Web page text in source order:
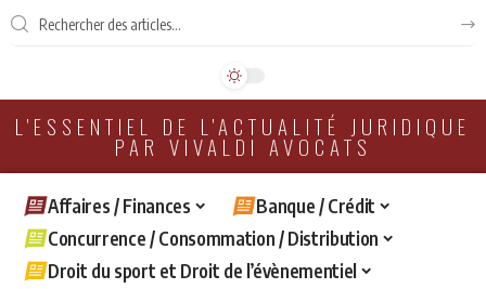
L'ESSENTIEL DE L'ACTUALITÉ JURIDIQUE
PAR VIVALDI AVOCATS
Affaires / Finances
Banque / Crédit
Concurrence / Consommation / Distribution
Droit du sport et Droit de l’évènementiel